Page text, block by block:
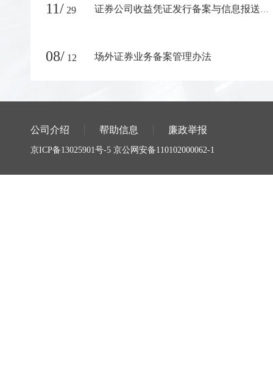
11/ 29 证券公司收益凭证发行备案与信息报送质量评估实施办法
08/ 12 场外证券业务备案管理办法
公司介绍 帮助信息 廉政举报
京ICP备13025901号-5 京公网安备110102000062-1